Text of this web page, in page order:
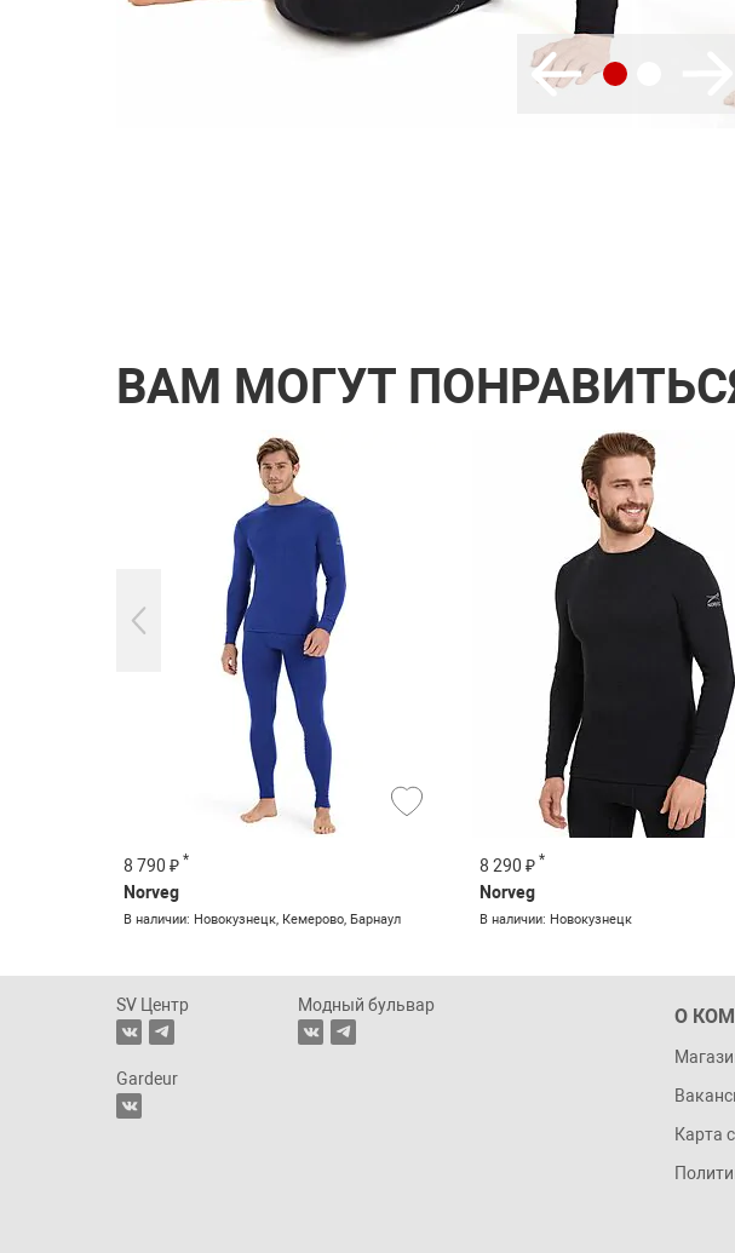
ВАМ МОГУТ
8 790 ₽ *
Norveg
В наличии: Новокузнецк, Кемерово, Барнаул
8 290 ₽ *
Norveg
В наличии: Новокузнецк
О
Карта
SV Центр Модный бульвар
Gardeur